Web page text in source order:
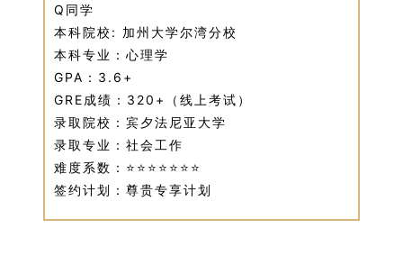
Q同学
本科院校: 加州大学尔湾分校
本科专业：心理学
GPA：3.6+
GRE成绩：320+（线上考试）
录取院校：宾夕法尼亚大学
录取专业：社会工作
难度系数：⭐⭐⭐⭐⭐⭐⭐
签约计划：尊贵专享计划